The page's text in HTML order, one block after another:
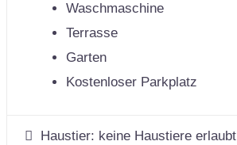
Waschmaschine
Terrasse
Garten
Kostenloser Parkplatz
Haustier: keine Haustiere erlaubt